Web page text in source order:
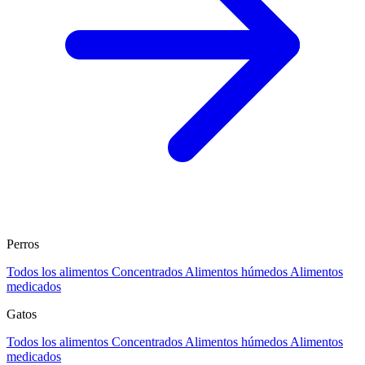
Perros
Todos los alimentos Concentrados Alimentos húmedos Alimentos
medicados
Gatos
Todos los alimentos Concentrados Alimentos húmedos Alimentos
medicados